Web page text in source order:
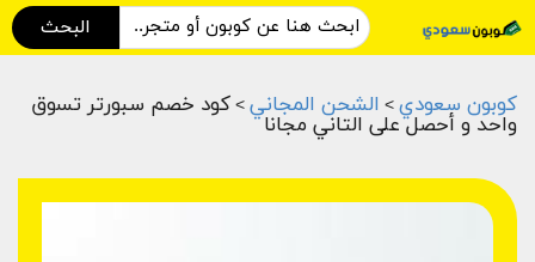
البحث
كوبون سعودي > الشحن المجاني > كود خصم سبورتر تسوق
واحد و أحصل على التاني مجانا